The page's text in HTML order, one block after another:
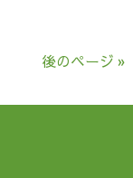
後のページ »